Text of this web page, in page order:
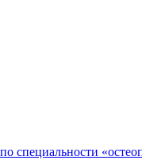
специальности